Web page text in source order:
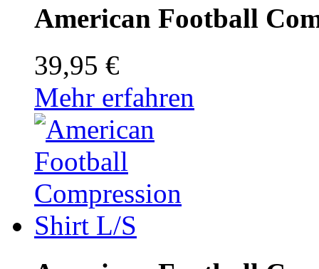
American Football
39,95 €
Mehr erfahren